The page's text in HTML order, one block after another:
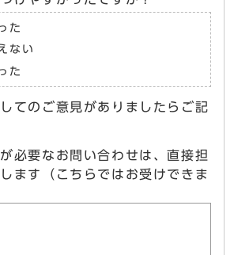
た
ない
た
てのご意見がありましたらご記
必要なお問い合わせは、直接担
ます（こちらではお受けできま